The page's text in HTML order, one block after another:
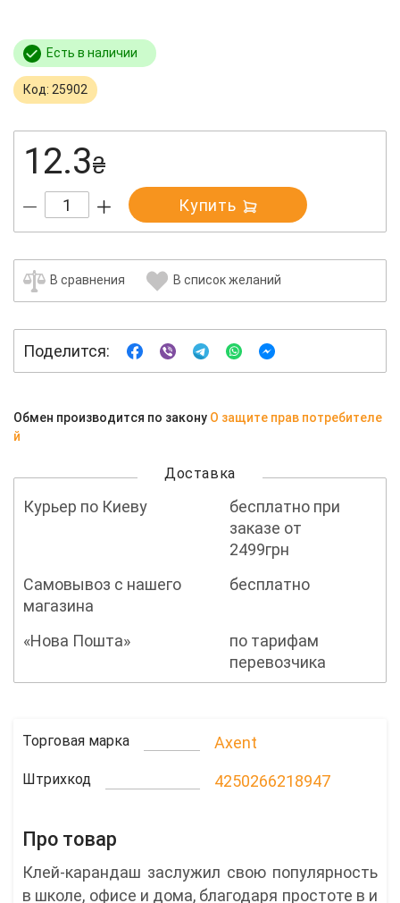
Есть в наличии
Код: 25902
12.3₴
Купить
В сравнения В список желаний
Поделится:
Обмен производится по закону О защите прав потребителе
й
Доставка
Курьер по Киеву
бесплатно при
заказе от
2499грн
Самовывоз с нашего
магазина
бесплатно
«Нова Пошта»
по тарифам
перевозчика
Торговая марка Axent
Штрихкод 4250266218947
Про товар
Клей-карандаш заслужил свою популярность
в школе, офисе и дома, благодаря простоте в и